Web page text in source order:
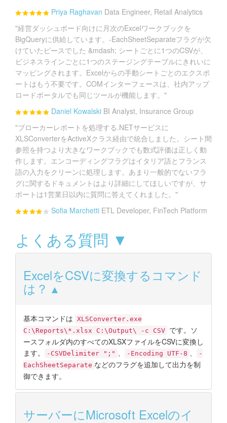
Priya Raghavan Data Engineer, Retail Analytics
"経営ダッシュボード向けに月次のExcelワークブックを
BigQueryに供給しています。-EachSheetSeparateフラグが欠
けていたピースでした &mdash; シートごとに1つのCSVが、
ビジネスラインごとに1つのステージングテーブルにきれいに
マッピングされます。Excelからの手動シートごとのエクスポ
ートはもう不要です。COMインターフェースは、社内アップ
ロードポータルでも同じツールが機能します。"
Daniel Kowalski BI Analyst, Insurance Group
"ブローカーレポートを処理する.NETサービスに
XLSConverterをActiveXクラス経由で統合しました。シート間
参照を持つより大きなワークブックでも数式評価は正しく動
作します。エンコーディングフラグはイタリア語とフランス
語の入力をクリーンに処理します。あまり一般的でないフラ
グに関するドキュメントはより詳細にしてほしいですが、サ
ポートは1営業日以内に質問に答えてくれました。"
Sofia Marchetti ETL Developer, FinTech Platform
よくある質問 ▼
ExcelをCSVに変換するコマンド
は？
基本コマンドは XLSConverter.exe
C:\Reports\*.xlsx C:\Output\ -c CSV です。ソ
ースフォルダ内のすべてのXLSXファイルをCSVに変換し
ます。
-CSVDelimiter ";" -Encoding UTF-8
-
EachSheetSeparate などのフラグを追加して出力を制
御できます。
サーバーにMicrosoft Excelのイ